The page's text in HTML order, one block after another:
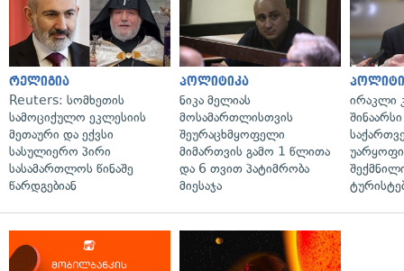
რელიგია
Reuters: სომხეთის
სამოციქულო ეკლესიის
მეთაური და ექვსი
სასულიერო პირი
სასამართლოს წინაშე
წარდგებიან
პოლიტიკა
ნიკა მელიას
მოსამართლისთვის
შეურაცხმყოფელი
მიმართვის გამო 1 წლითა
და 6 თვით პატიმრობა
მიესაჯა
ირაკლი